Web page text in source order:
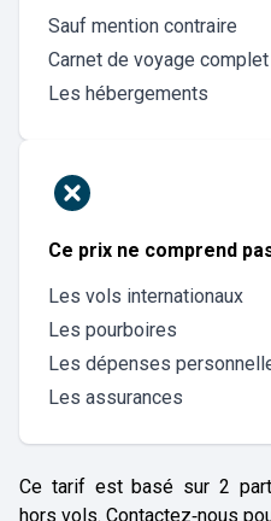
Sauf mention contraire
Carnet de voyage complet
Les hébergements
Ce prix ne comprend
Les vols internationaux
Les pourboires
Les dépenses
Les assurances
Ce tarif est basé sur 2
hors vols. Contactez‑nous